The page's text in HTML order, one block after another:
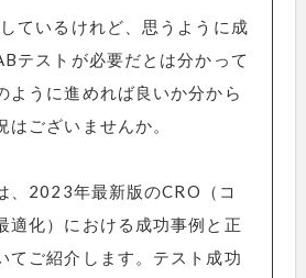
ているけれど、思うように成
テストが必要だとは分かって
ように進めれば良いか分から
はございませんか。
、2023年最新版のCRO（コ
適化）における成功事例と正
てご紹介します。テスト成功